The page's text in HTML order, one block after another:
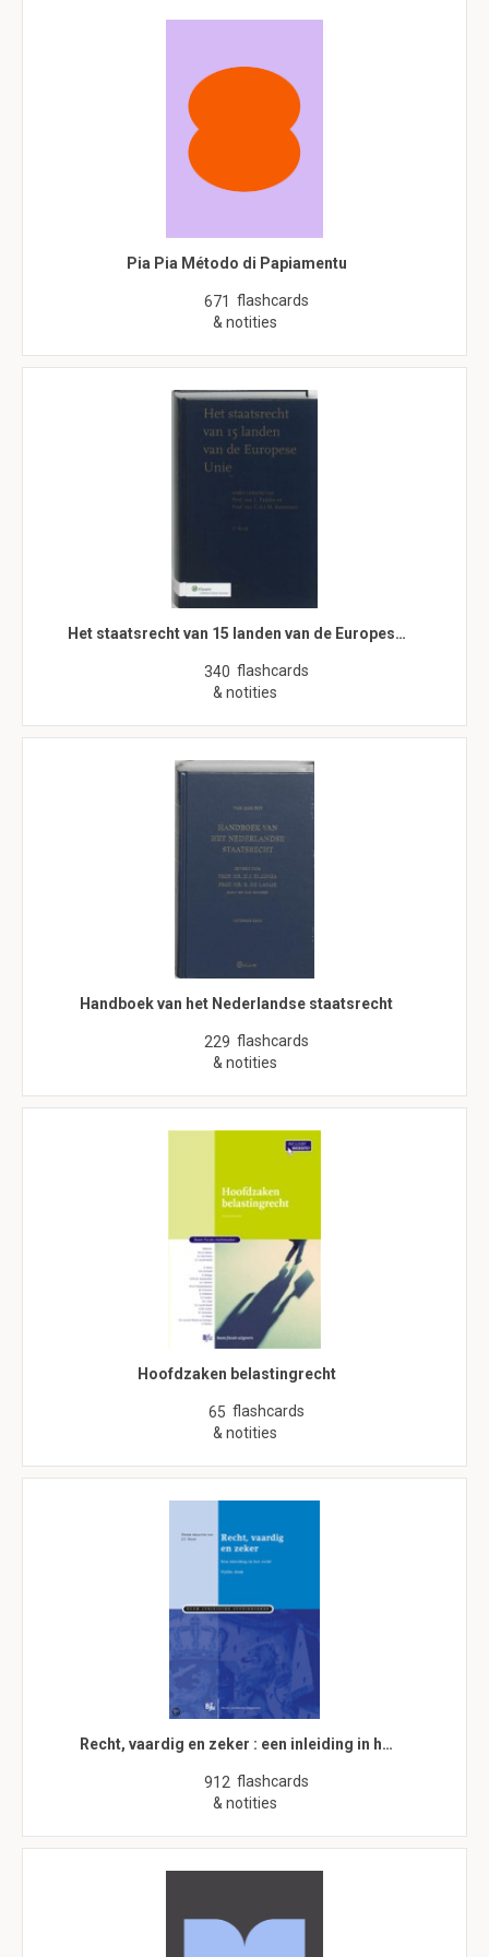
Pia Pia Método di Papiamentu
671 flashcards
& notities
Het staatsrecht van 15 landen van de Europes…
340 flashcards
& notities
Handboek van het Nederlandse staatsrecht
229 flashcards
& notities
Hoofdzaken belastingrecht
65 flashcards
& notities
Recht, vaardig en zeker : een inleiding in h…
912 flashcards
& notities